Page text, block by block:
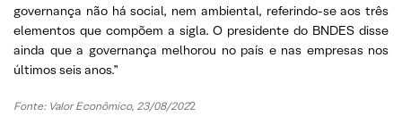
governança não há social, nem ambiental, referindo-se aos três
elementos que compõem a sigla. O presidente do BNDES disse
ainda que a governança melhorou no país e nas empresas nos
últimos seis anos.”
Fonte: Valor Econômico, 23/08/2022